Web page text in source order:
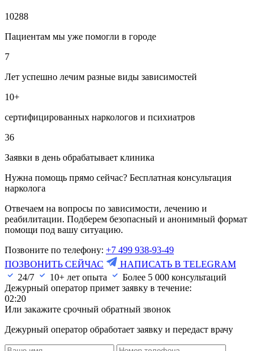
10288
Пациентам мы уже помогли в городе
7
Лет успешно лечим разные виды зависимостей
10+
сертифицированных наркологов и психиатров
36
Заявки в день обрабатывает клиника
Нужна помощь прямо сейчас? Бесплатная консультация
нарколога
Отвечаем на вопросы по зависимости, лечению и
реабилитации. Подберем безопасный и анонимный формат
помощи под вашу ситуацию.
Позвоните по телефону: +7 499 938-93-49
ПОЗВОНИТЬ СЕЙЧАС
НАПИСАТЬ В TELEGRAM
24/7
10+ лет опыта Более 5 000 консультаций
Дежурный оператор примет заявку в течение:
02:20
Или закажите срочный обратный звонок
Дежурный оператор обработает заявку и передаст врачу